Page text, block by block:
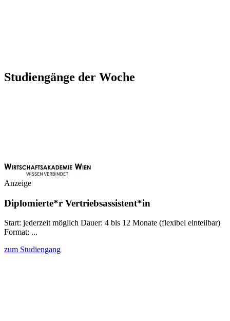
Studiengänge der Woche
Anzeige
Diplomierte*r Vertriebsassistent*in
Start: jederzeit möglich Dauer: 4 bis 12 Monate (flexibel einteilbar)
Format: ...
zum Studiengang